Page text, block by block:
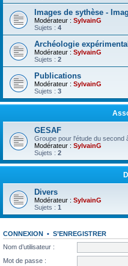
Images de sythèse -
Modérateur : SylvainG
Sujets : 4
Archéologie
Modérateur : SylvainG
Sujets : 2
Publications
Modérateur : SylvainG
Sujets : 3
GESAF
Groupe pour l'étude du second
Modérateur : SylvainG
Sujets : 2
Divers
Modérateur : SylvainG
Sujets : 1
CONNEXION • S’ENREGISTRER
Nom d’utilisateur :
Mot de passe :